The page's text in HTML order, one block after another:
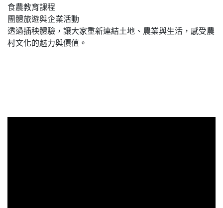
食農教育課程
團體旅遊與企業活動
透過插秧體驗，讓大家重新連結土地、農業與生活，感受農
村文化的魅力與價值。